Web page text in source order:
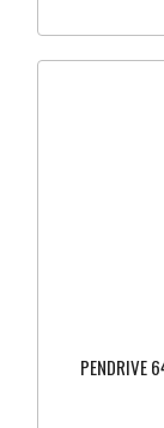
PENDRIVE